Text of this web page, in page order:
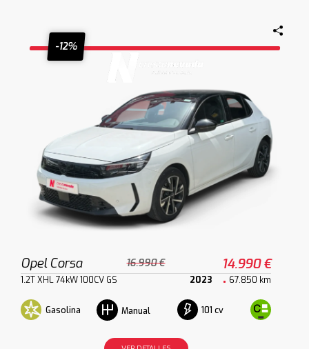
-12%
Opel Corsa 16.990 € 14.990 €
1.2T XHL 74kW 100CV GS 2023 67.850 km
Gasolina Manual 101 cv